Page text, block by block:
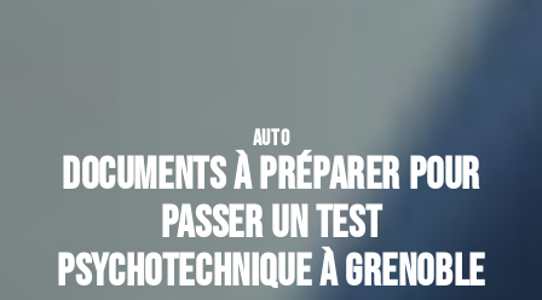
AUTO
Documents à préparer pour
passer un test
psychotechnique à Grenoble